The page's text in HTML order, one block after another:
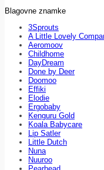
Blagovne znamke
3Sprouts
A Little Lovely
Aeromoov
Childhome
DayDream
Done by Deer
Doomoo
Effiki
Elodie
Ergobaby
Kenguru Gold
Koala Babycare
Lip Satler
Little Dutch
Nuna
Nuuroo